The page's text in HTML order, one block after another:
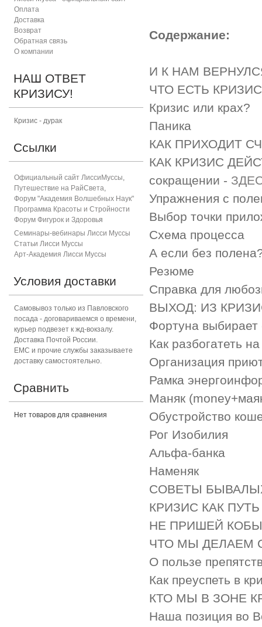
Содержание:
И К НАМ
ЧТО ЕСТЬ
Кризис или крах?
Паника
КАК ПРИХОДИТ
КАК КРИЗИС
сокращении -
Упражнения с
Выбор точки
Схема процесса
А если без
Резюме
Справка для
ВЫХОД: ИЗ
Фортуна
Как разбогатеть
Организация
Рамка
Маняк
Обустройство
Рог Изобилия
Альфа-банка
Наменяк
СОВЕТЫ
КРИЗИС КАК
НЕ ПРИШЕЙ
ЧТО МЫ ДЕЛАЕМ
О пользе
Как преуспеть в
КТО МЫ В ЗОНЕ
Наша позиция во
Оплата
Доставка
Возврат
Обратная связь
О компании
НАШ ОТВЕТ
КРИЗИСУ!
Кризис - дурак
Ссылки
Официальный сайт ЛиссиМуссы,
Путешествие на РайСвета,
Форум "Академия Волшебных Наук"
Программа Красоты и Стройности
Форум Фигурок и Здоровья
Семинары-вебинары Лисси Муссы
Статьи Лисси Муссы
Арт-Академия Лисси Муссы
Условия доставки
Самовывоз только из Павловского
посада - договариваемся о времени,
курьер подвезет к жд-вокзалу.
Доставка Почтой России.
ЕМС и прочие службы заказываете
доставку самостоятельно.
Сравнить
Нет товаров для сравнения